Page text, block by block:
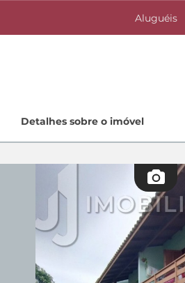
Aluguéis
Investimentos
Quem Somos
Fale Conosco 48 3364-0079
Detalhes sobre o imóvel